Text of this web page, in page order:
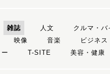
雑誌 人文 クルマ・バ
映像
音楽 ビジネス
T-SITE 美容・健康